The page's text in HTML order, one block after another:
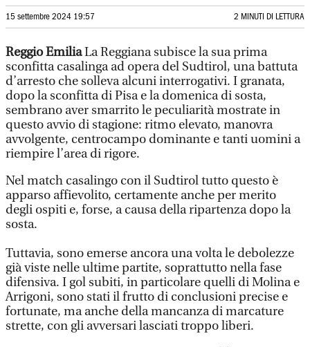
15 settembre 2024 19:57 2 MINUTI DI LETTURA
Reggio EmiliaLa Reggiana subisce la sua prima
sconfitta casalinga ad opera del Sudtirol, una battuta
d’arresto che solleva alcuni interrogativi. I granata,
dopo la sconfitta di Pisa e la domenica di sosta,
sembrano aver smarrito le peculiarità mostrate in
questo avvio di stagione: ritmo elevato, manovra
avvolgente, centrocampo dominante e tanti uomini a
riempire l’area di rigore.
Nel match casalingo con il Sudtirol tutto questo è
apparso affievolito, certamente anche per merito
degli ospiti e, forse, a causa della ripartenza dopo la
sosta.
Tuttavia, sono emerse ancora una volta le debolezze
già viste nelle ultime partite, soprattutto nella fase
difensiva. I gol subiti, in particolare quelli di Molina e
Arrigoni, sono stati il frutto di conclusioni precise e
fortunate, ma anche della mancanza di marcature
strette, con gli avversari lasciati troppo liberi.